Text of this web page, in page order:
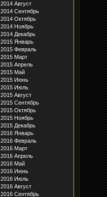
2014 Август
2014 Сентябрь
2014 Октябрь
2014 Ноябрь
2014 Декабрь
2015 Январь
2015 Февраль
2015 Март
2015 Апрель
2015 Май
2015 Июнь
2015 Июль
2015 Август
2015 Сентябрь
2015 Октябрь
2015 Ноябрь
2015 Декабрь
2016 Январь
2016 Февраль
2016 Март
2016 Апрель
2016 Май
2016 Июнь
2016 Июль
2016 Август
2016 Сентябрь